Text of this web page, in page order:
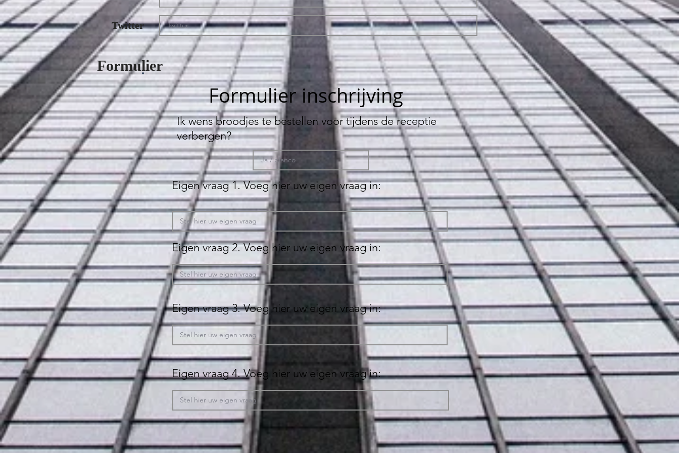
Twitter
Formulier
Formulier inschrijving
Ik wens broodjes te bestellen voor tijdens de receptie
verbergen?
Eigen vraag 1. Voeg hier uw eigen vraag in:
Eigen vraag 2. Voeg hier uw eigen vraag in:
Eigen vraag 3. Voeg hier uw eigen vraag in:
Eigen vraag 4. Voeg hier uw eigen vraag in: